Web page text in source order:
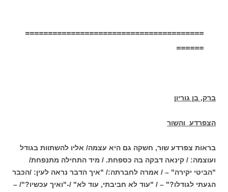
=======================================
======
ברק, בן גוריון
הצפרדע והשור
בראות צפרדע שור, חשקה גם היא עצמה/ אליו להשתוות בגודל
ועוצמה: / קינאה דבקה בה כספחת. / מיד התחילה מתנפחת/
"הביטי יקירה" – / אמרה לחברתה:/ "איך הדבר נראה לעין: /הכבר
הגעתי לגודלו?" – / "עוד לא חביבתי, עוד לא" /-"ואיך עכשיו?"/ –